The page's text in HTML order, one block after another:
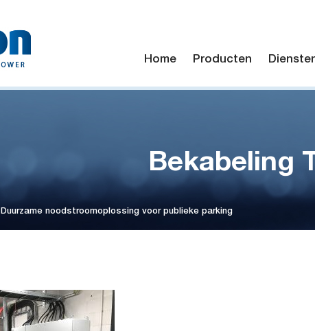
Home Producten
Bekabeling
Duurzame noodstroomoplossing voor publieke parking